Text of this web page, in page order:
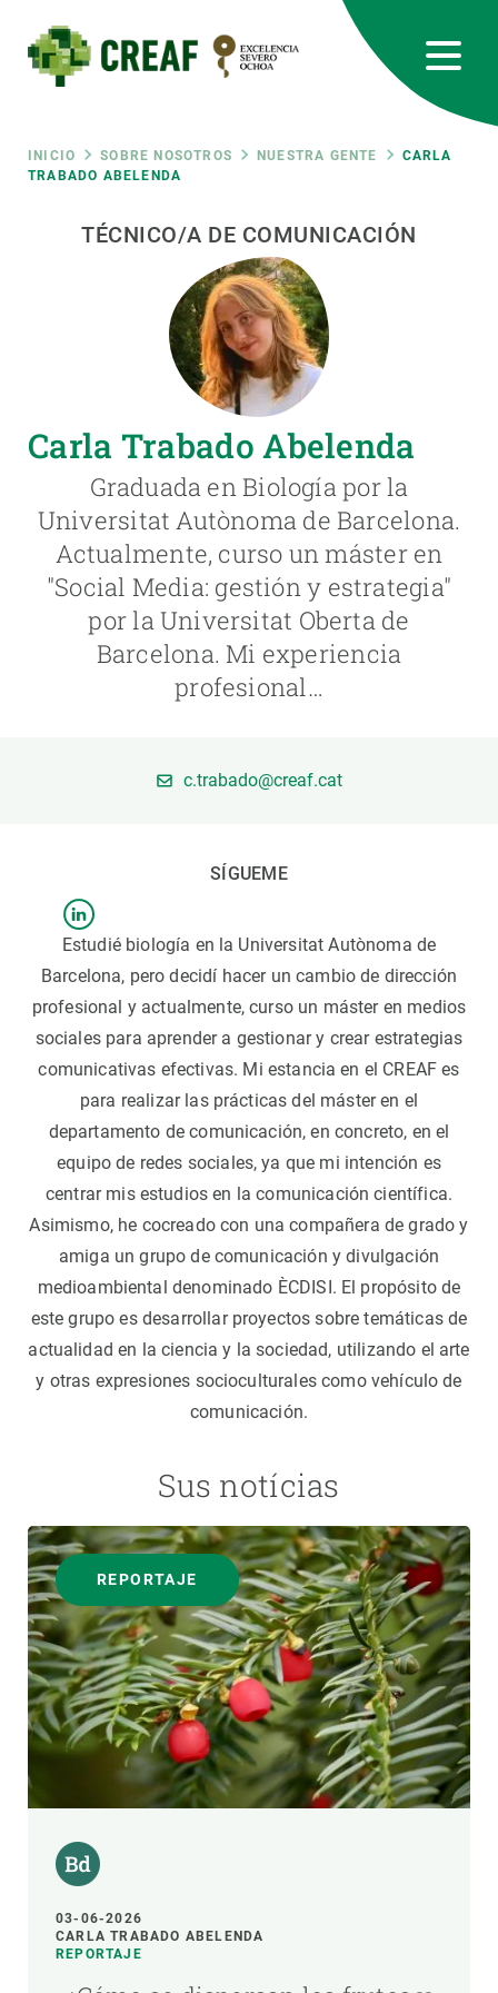
contenido
principal
Ruta
de
navegación
INICIO SOBRE NOSOTROS NUESTRA GENTE
CARLA
TRABADO ABELENDA
TÉCNICO/A DE COMUNICACIÓN
Carla Trabado Abelenda
Graduada en Biología por la
Universitat Autònoma de Barcelona.
Actualmente, curso un máster en
"Social Media: gestión y estrategia"
por la Universitat Oberta de
Barcelona. Mi experiencia
profesional…
c.trabado@creaf.cat
SÍGUEME
Estudié biología en la Universitat Autònoma de
Barcelona, pero decidí hacer un cambio de dirección
profesional y actualmente, curso un máster en medios
sociales para aprender a gestionar y crear estrategias
comunicativas efectivas. Mi estancia en el CREAF es
para realizar las prácticas del máster en el
departamento de comunicación, en concreto, en el
equipo de redes sociales, ya que mi intención es
centrar mis estudios en la comunicación científica.
Asimismo, he cocreado con una compañera de grado y
amiga un grupo de comunicación y divulgación
medioambiental denominado ÈCDISI. El propósito de
este grupo es desarrollar proyectos sobre temáticas de
actualidad en la ciencia y la sociedad, utilizando el arte
y otras expresiones socioculturales como vehículo de
comunicación.
Sus notícias
REPORTAJE
03-06-2026
CARLA TRABADO ABELENDA
REPORTAJE
RRSS
Featured
responsive
Responsive
CIENCIA EN ACCIÓN
ÚNETE A NOSOTROS
PARTICIPA
NOTICIAS Y AGENDA